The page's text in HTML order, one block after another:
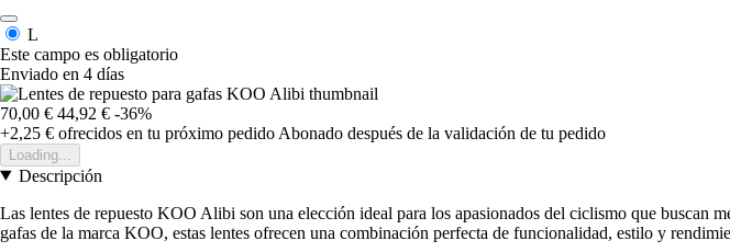
L
Este campo es obligatorio
Enviado en 4 días
70,00 € 44,92 € -36%
+2,25 € ofrecidos en tu próximo pedido Abonado después de la validación de tu pedido
Loading...
Descripción
Las lentes de repuesto KOO Alibi son una elección ideal para los apasionados del ciclismo que buscan
gafas de la marca KOO, estas lentes ofrecen una combinación perfecta de funcionalidad, estilo y